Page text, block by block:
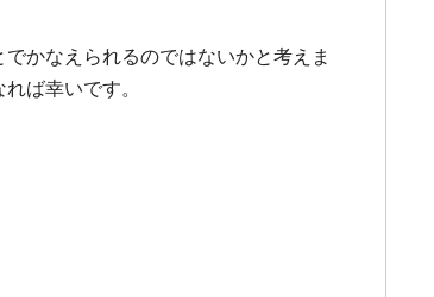
かなえられるのではないかと考えま
ば幸いです。